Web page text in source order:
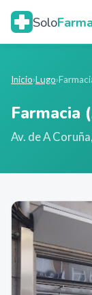
Solo
Inicio›Lugo›
Farmacia
Av. de A